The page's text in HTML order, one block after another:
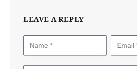
LEAVE A REPLY